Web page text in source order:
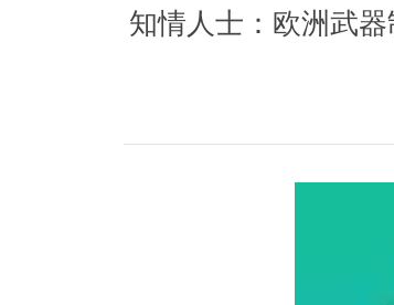
知情人士：欧洲武